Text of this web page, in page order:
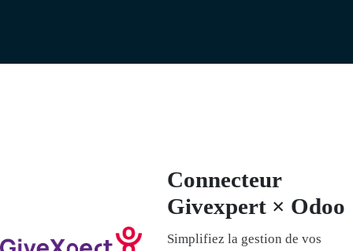
Connecteur
Givexpert × Odoo
Simplifiez la gestion de vos